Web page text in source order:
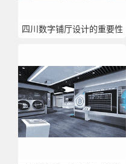
四川数字铺厅设计的重要性